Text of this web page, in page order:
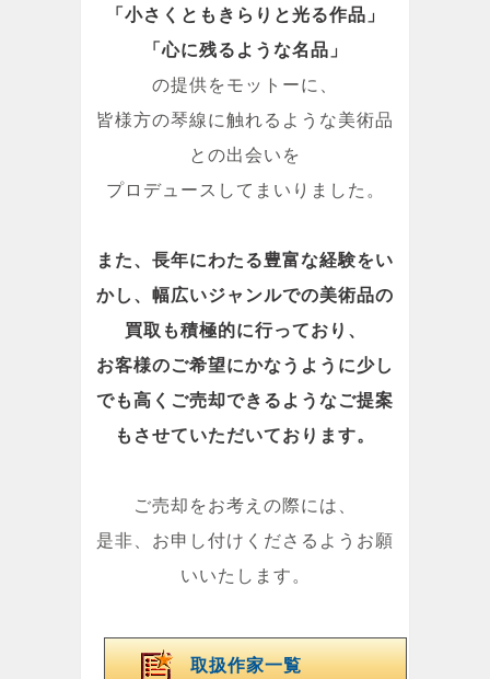
「小さくともきらりと光る作品」
「心に残るような名品」
の提供をモットーに、
皆様方の琴線に触れるような美術品
との出会いを
プロデュースしてまいりました。
また、長年にわたる豊富な経験をい
かし、幅広いジャンルでの美術品の
買取も積極的に行っており、
お客様のご希望にかなうように少し
でも高くご売却できるようなご提案
もさせていただいております。
ご売却をお考えの際には、
是非、お申し付けくださるようお願
いいたします。
取扱作家一覧